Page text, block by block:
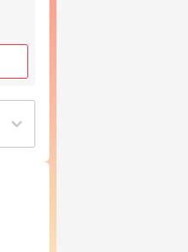
keyboard_arrow_down